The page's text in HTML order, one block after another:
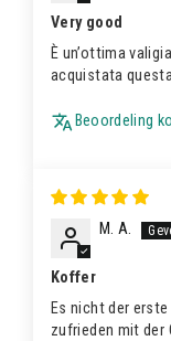
Very good
È un’ottima
acquistata
Beoordeling
M. A.
Koffer
Es nicht der
zufrieden mit der